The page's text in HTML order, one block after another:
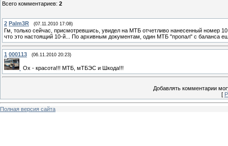
Всего комментариев: 2
2 Palm3R (07.11.2010 17:08)
Гм, только сейчас, присмотревшись, увидел на МТБ отчетливо нанесенный номер
что это настоящий 10-й... По архивным документам, один МТБ "пропал" с баланса
1 000113 (06.11.2010 20:23)
Ох - красота!!! МТБ, мТБЭС и Шкода!!!
Добавлять комментарии
[
Полная версия сайта